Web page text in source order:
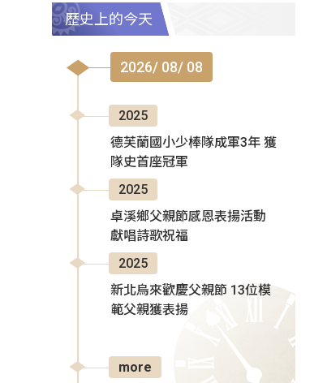
歷史上的今天
2026/ 08/ 08
2025
德芙蘭國小少棒隊成軍3年 獲
隊史首座冠軍
2025
卓溪鄉父親節感恩表揚活動
獻唱詩歌祝福
2025
新北烏來歡慶父親節 13位模
範父親獲表揚
more